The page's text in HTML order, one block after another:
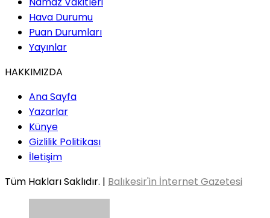
Hava Durumu
Puan Durumları
Yayınlar
HAKKIMIZDA
Ana Sayfa
Yazarlar
Künye
Gizlilik Politikası
İletişim
Tüm Hakları Saklıdır. | Balıkesir'in İnternet Gazetesi